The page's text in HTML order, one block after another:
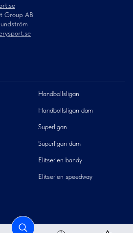
Group AB
Handbollsligan
Handbollsligan dam
Superligan
Superligan dam
Elitserien bandy
Elitserien speedway